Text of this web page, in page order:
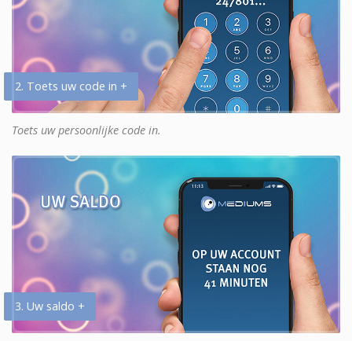
2. Toets uw code in +
Toets uw persoonlijke code in.
3. Uw saldo +